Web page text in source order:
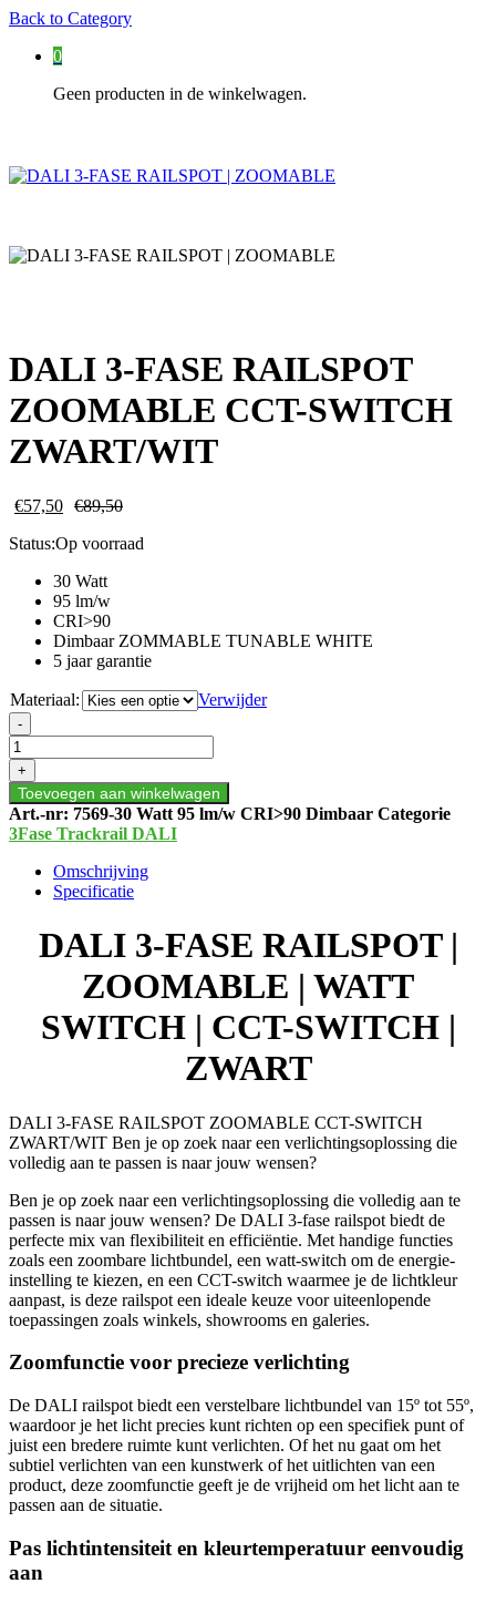
Back to Category
0
Geen producten in de winkelwagen.
DALI 3-FASE RAILSPOT
ZOOMABLE CCT-SWITCH
ZWART/WIT
€57,50 €89,50
Status:Op voorraad
30 Watt
95 lm/w
CRI>90
Dimbaar ZOMMABLE TUNABLE WHITE
5 jaar garantie
Materiaal:
Verwijder
DALI
3-
FASE
RAILSPOT
ZOOMABLE
CCT-
SWITCH
aantal
-
+
Toevoegen aan winkelwagen
Art.-nr: 7569-30 Watt 95 lm/w CRI>90 Dimbaar Categorie
3Fase Trackrail DALI
Omschrijving
Specificatie
DALI 3-FASE RAILSPOT |
ZOOMABLE | WATT
SWITCH | CCT-SWITCH |
ZWART
DALI 3-FASE RAILSPOT ZOOMABLE CCT-SWITCH
ZWART/WIT Ben je op zoek naar een verlichtingsoplossing die
volledig aan te passen is naar jouw wensen?
Ben je op zoek naar een verlichtingsoplossing die volledig aan te
passen is naar jouw wensen? De DALI 3-fase railspot biedt de
perfecte mix van flexibiliteit en efficiëntie. Met handige functies
zoals een zoombare lichtbundel, een watt-switch om de energie-
instelling te kiezen, en een CCT-switch waarmee je de lichtkleur
aanpast, is deze railspot een ideale keuze voor uiteenlopende
toepassingen zoals winkels, showrooms en galeries.
Zoomfunctie voor precieze verlichting
De DALI railspot biedt een verstelbare lichtbundel van 15º tot 55º,
waardoor je het licht precies kunt richten op een specifiek punt of
juist een bredere ruimte kunt verlichten. Of het nu gaat om het
subtiel verlichten van een kunstwerk of het uitlichten van een
product, deze zoomfunctie geeft je de vrijheid om het licht aan te
passen aan de situatie.
Pas lichtintensiteit en kleurtemperatuur eenvoudig
aan